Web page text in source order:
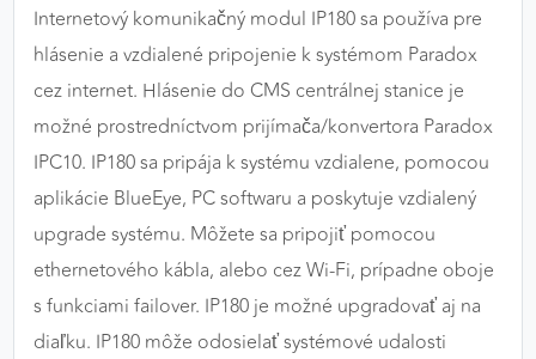
Internetový komunikačný modul IP180 sa používa pre
hlásenie a vzdialené pripojenie k systémom Paradox
cez internet. Hlásenie do CMS centrálnej stanice je
možné prostredníctvom prijímača/konvertora Paradox
IPC10. IP180 sa pripája k systému vzdialene, pomocou
aplikácie BlueEye, PC softwaru a poskytuje vzdialený
upgrade systému. Môžete sa pripojiť pomocou
ethernetového kábla, alebo cez Wi-Fi, prípadne oboje
s funkciami failover. IP180 je možné upgradovať aj na
diaľku. IP180 môže odosielať systémové udalosti
výkon a funkčnosť našich stránok.
Google Analytics
Poskytovateľ: Google
MARKETINGOVÉ COOKIES
Marketingové cookies sa používajú na sledovanie
správania používateľov naprieč webovými
stránkami. Umožňujú nám a našim partnerom
zobrazovať cielenú a relevantnú reklamu, a to na